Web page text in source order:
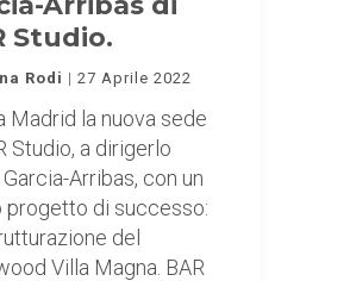
Studio.
Rodi 27 Aprile 2022
Madrid la nuova sede
Studio, a dirigerlo
Arribas, con un
progetto di successo:
del
Villa Magna. BAR